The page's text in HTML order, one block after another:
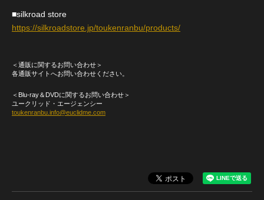
■silkroad store
https://silkroadstore.jp/toukenranbu/products/
＜通販に関するお問い合わせ＞
各通販サイトへお問い合わせください。
＜Blu-ray＆DVDに関するお問い合わせ＞
ユークリッド・エージェンシー
toukenranbu.info@euclidme.com